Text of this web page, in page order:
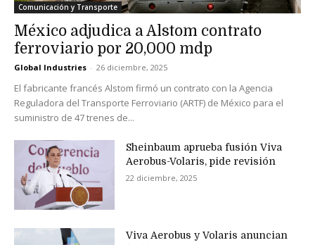
Comunicación y Transporte
México adjudica a Alstom contrato
ferroviario por 20,000 mdp
Global Industries - 26 diciembre, 2025
El fabricante francés Alstom firmó un contrato con la Agencia
Reguladora del Transporte Ferroviario (ARTF) de México para el
suministro de 47 trenes de...
Sheinbaum aprueba fusión Viva
Aerobus-Volaris, pide revisión
22 diciembre, 2025
Viva Aerobus y Volaris anuncian